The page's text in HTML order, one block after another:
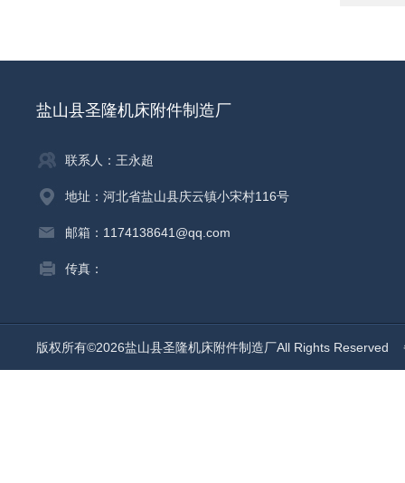
盐山县圣隆机床附件制造厂
联系人：王永超
地址：河北省盐山县庆云镇小宋村116号
邮箱：1174138641@qq.com
传真：
版权所有©2026盐山县圣隆机床附件制造厂All Rights Reserved